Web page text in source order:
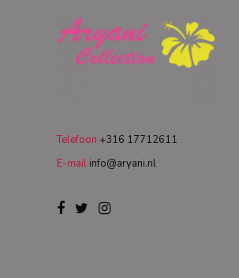
Telefoon +316 17712611
E-mail info@aryani.nl